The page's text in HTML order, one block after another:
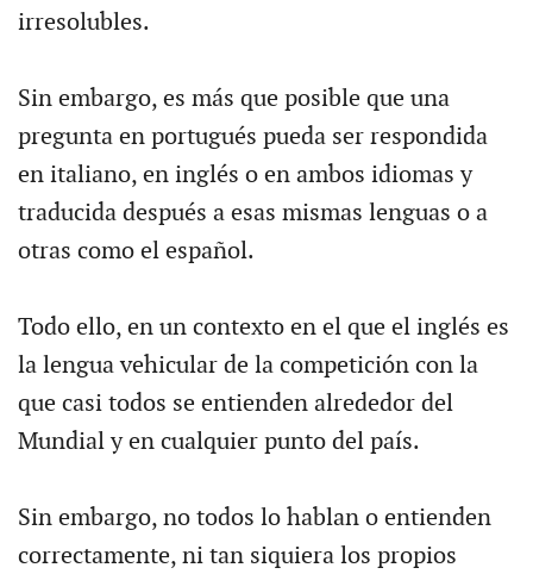
irresolubles.
Sin embargo, es más que posible que una
pregunta en portugués pueda ser respondida
en italiano, en inglés o en ambos idiomas y
traducida después a esas mismas lenguas o a
otras como el español.
Todo ello, en un contexto en el que el inglés es
la lengua vehicular de la competición con la
que casi todos se entienden alrededor del
Mundial y en cualquier punto del país.
Sin embargo, no todos lo hablan o entienden
correctamente, ni tan siquiera los propios